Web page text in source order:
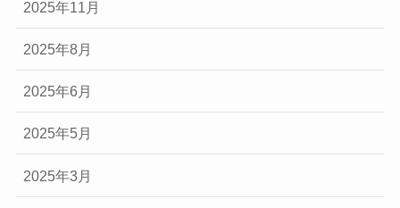
2025年11月
2025年8月
2025年6月
2025年5月
2025年3月